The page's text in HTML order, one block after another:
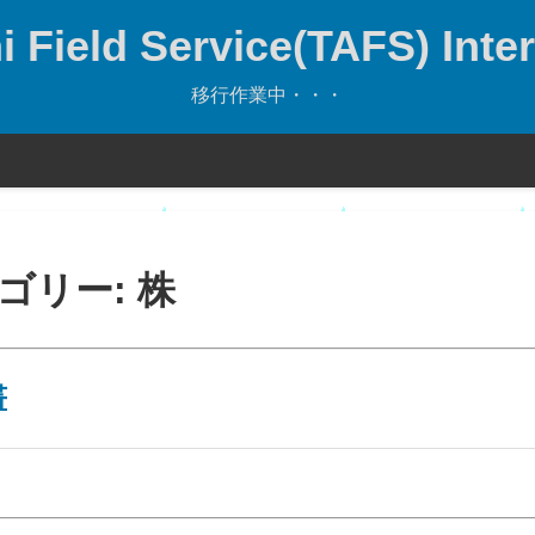
Field Service(TAFS)
移行作業中・・・
リー:株